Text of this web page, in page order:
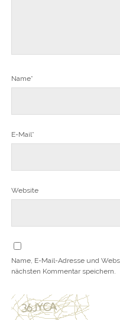
Name*
E-Mail*
Website
Name, E-Mail-Adresse und
nächsten Kommentar speichern.